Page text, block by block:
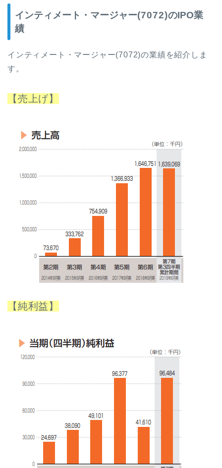
インティメート・マージャー(7072)のIPO業
績
インティメート・マージャー(7072)の業績を紹介しま
す。
【売上げ】
【純利益】